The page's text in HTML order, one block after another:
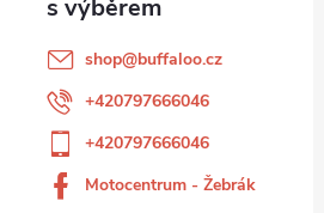
shop@buffaloo.cz
+420797666046
+420797666046
Motocentrum - Žebrák